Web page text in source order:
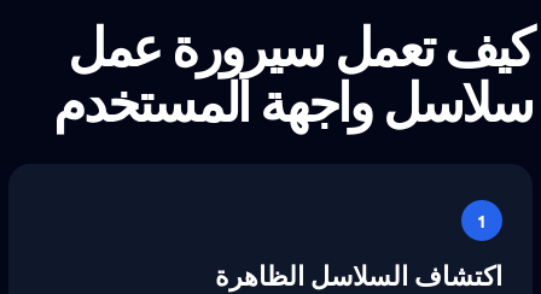
كيف تعمل سيرورة عمل
سلاسل واجهة المستخدم
1
اكتشاف السلاسل الظاهرة